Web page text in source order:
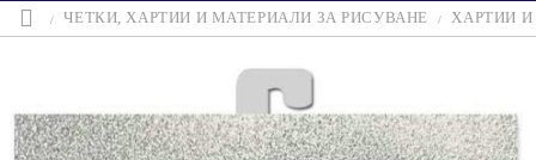
ЧЕТКИ, ХАРТИИ И МАТЕРИАЛИ ЗА РИСУВАНЕ ХАРТИИ